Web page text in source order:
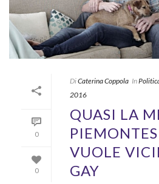
0
0
DiCaterina Coppola In
2016
QUASI LA
VUOLE
GAY